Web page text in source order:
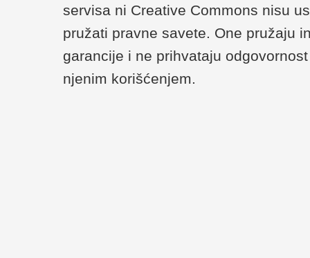
servisa ni Creative Commons nisu
pružati pravne savete. One pružaju
garancije i ne prihvataju
njenim korišćenjem.